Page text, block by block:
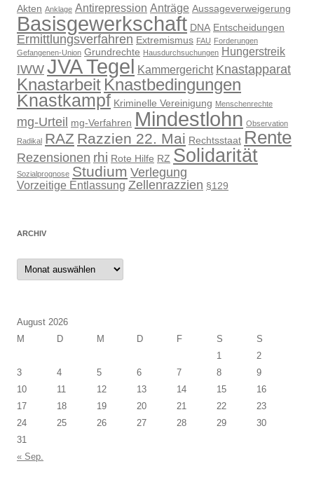
Akten Anklage Antirepression Anträge Aussageverweigerung
Basisgewerkschaft DNA Entscheidungen
Ermittlungsverfahren Extremismus FAU Forderungen
Gefangenen-Union Grundrechte Hausdurchsuchungen Hungerstreik
IWW JVA Tegel Kammergericht Knastapparat
Knastarbeit Knastbedingungen
Knastkampf Kriminelle Vereinigung Menschenrechte
mg-Urteil mg-Verfahren Mindestlohn Observation
Radikal RAZ Razzien 22. Mai Rechtsstaat Rente
Rezensionen rhi Rote Hilfe RZ Solidarität
Sozialprognose Studium Verlegung
Vorzeitige Entlassung Zellenrazzien §129
ARCHIV
Archiv
August 2026
M
D M D F S
S
1
2
3
4 5 6 7 8
9
10
11 12 13 14 15
16
17
18 19 20 21 22
23
24
25 26 27 28 29
30
31
« Sep.